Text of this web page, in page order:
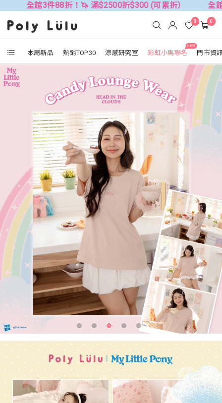
件88折！🦄 滿$2500折$300 (可累折） 全館3件88折
本周新品 熱銷TOP30 涼感研究室
NEW
彩虹小馬聯名 門市資
0 0